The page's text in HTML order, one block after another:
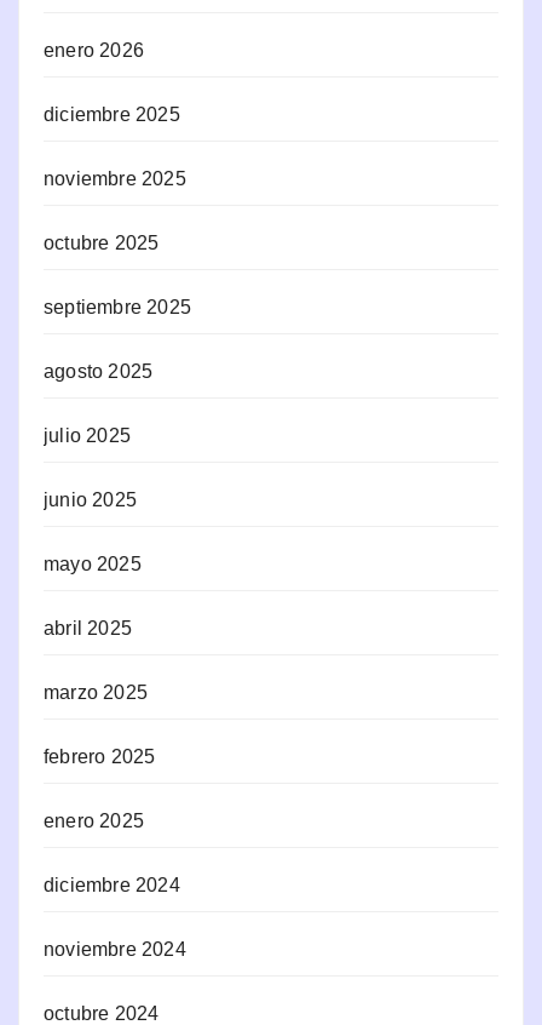
enero 2026
diciembre 2025
noviembre 2025
octubre 2025
septiembre 2025
agosto 2025
julio 2025
junio 2025
mayo 2025
abril 2025
marzo 2025
febrero 2025
enero 2025
diciembre 2024
noviembre 2024
octubre 2024